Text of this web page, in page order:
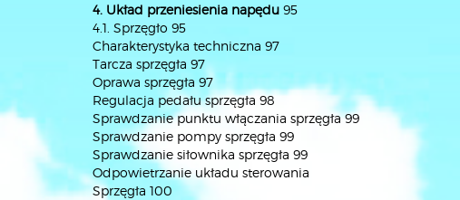
4. Układ przeniesienia napędu 95
4.1. Sprzęgło 95
Charakterystyka techniczna 97
Tarcza sprzęgła 97
Oprawa sprzęgła 97
Regulacja pedału sprzęgła 98
Sprawdzanie punktu włączania sprzęgła 99
Sprawdzanie pompy sprzęgła 99
Sprawdzanie siłownika sprzęgła 99
Odpowietrzanie układu sterowania
Sprzęgła 100